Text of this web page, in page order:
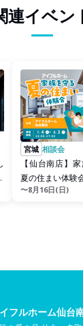
連イベン
宮城 相談会
【仙台南店】
夏の住まい体験
〜8月16日(日)
フルホーム仙台